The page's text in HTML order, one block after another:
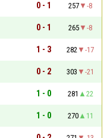
0 - 1 257
-8
0 - 1 265
-8
1 - 3 282
-17
0 - 2 303
-21
1 - 0 281
22
1 - 0 270
11